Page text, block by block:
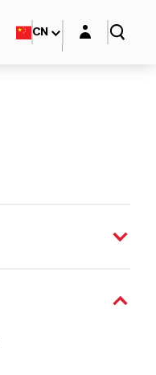
CN Login layer